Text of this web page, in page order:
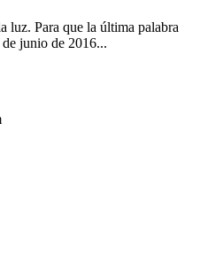
luz. Para que la última palabra
junio de 2016...